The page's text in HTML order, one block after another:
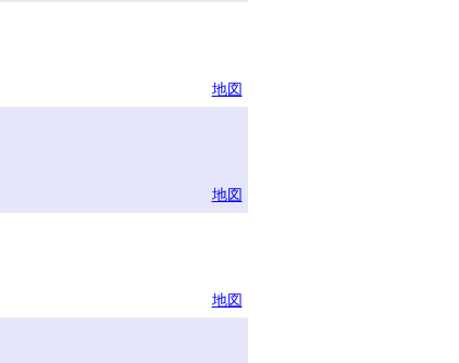
地図
地図
地図